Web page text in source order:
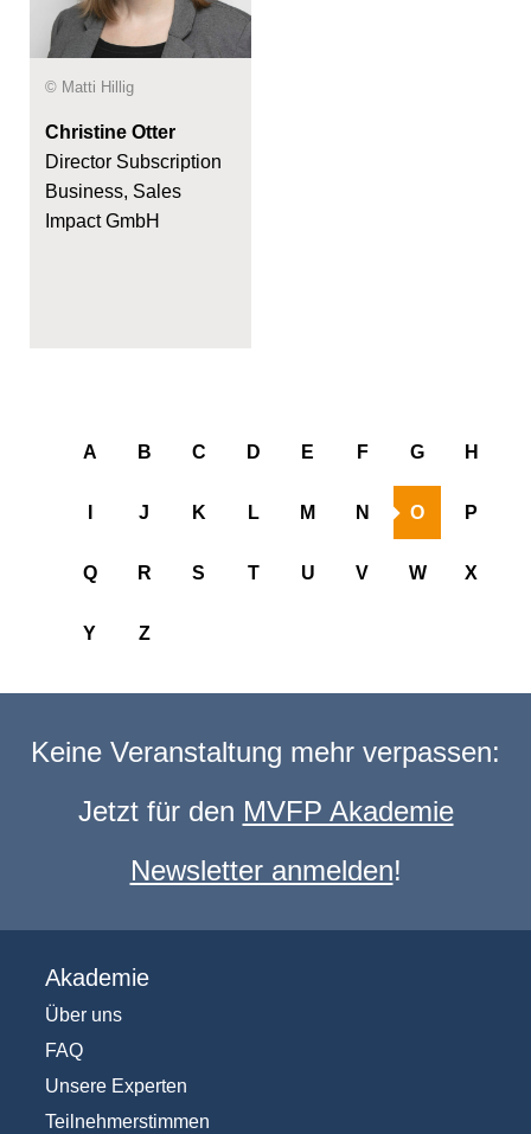
© Matti Hillig
Christine Otter
Director Subscription
Business, Sales
Impact GmbH
A B C D E F G H
J K L M N O P
Q R S T U V W X
Y Z
Keine Veranstaltung mehr verpassen:
Jetzt für den MVFP Akademie
Newsletter anmelden!
Akademie
Über uns
FAQ
Unsere Experten
Teilnehmerstimmen